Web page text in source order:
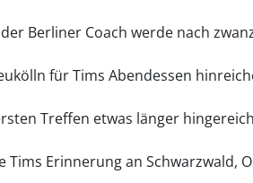
Berliner Coach werde nach
für Tims Abendessen
Treffen etwas länger
Erinnerung an Schwarzwald,